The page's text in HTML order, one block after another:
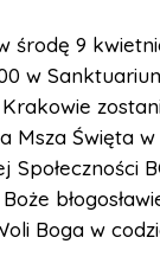
środę 9
w
Krakowie
Msza Święta
Społeczności
Boga w